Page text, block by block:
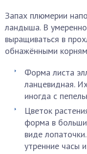
Запах плюмерии
ландыша. В
выращиваться в
обнажёнными
Форма листа
ланцевидная.
иногда с
Цветок
форма в
виде
утренние часы